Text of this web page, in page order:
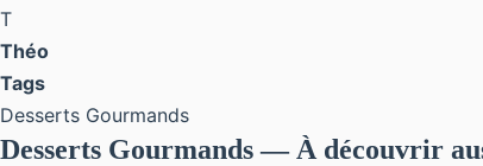
T
Théo
Tags
Desserts Gourmands
Desserts Gourmands — À découvrir